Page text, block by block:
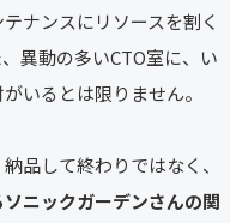
ナンスにリソースを割く
異動の多いCTO室に、い
いるとは限りません。
品して終わりではなく、
ニックガーデンさんの関